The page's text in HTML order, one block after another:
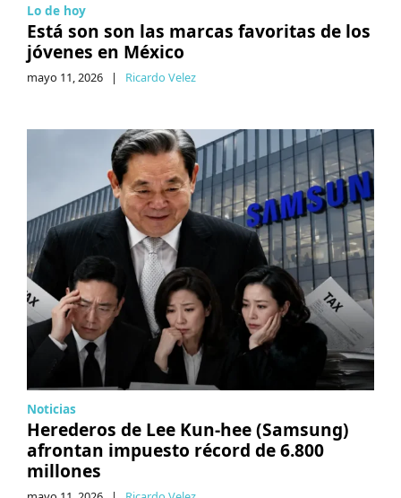
Lo de hoy
Está son son las marcas favoritas de los
jóvenes en México
mayo 11, 2026 | Ricardo Velez
Noticias
Herederos de Lee Kun-hee (Samsung)
afrontan impuesto récord de 6.800
millones